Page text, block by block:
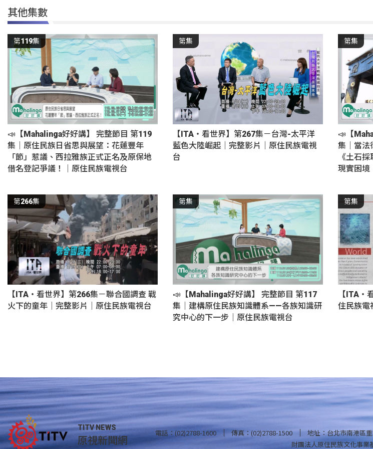
其他集數
第119集
📣【Mahalinga好好講】 完整節目 第119
集｜原住民族日省思與展望：花蓮豐年
「節」惹議、西拉雅族正式正名及原保地
借名登記爭議！｜原住民族電視台
第集
【ITA・看世界】第267集－台灣-太平洋
藍色大陸崛起｜完整影片｜原住民族電視
台
第集
📣【
集｜當法
《土石
現實困境
第266集
【ITA・看世界】第266集－聯合國調查 戰
火下的童年｜完整影片｜原住民族電視台
第集
📣【Mahalinga好好講】 完整節目 第117
集｜建構原住民族知識體系——各族知識研
究中心的下一步｜原住民族電視台
第集
【ITA・
住民族電
TITV NEWS
原視新聞網 電話：(02)2788-1600 傳真：(02)2788-1500
地址：台北市南港區
財團法人原住民族文化事業